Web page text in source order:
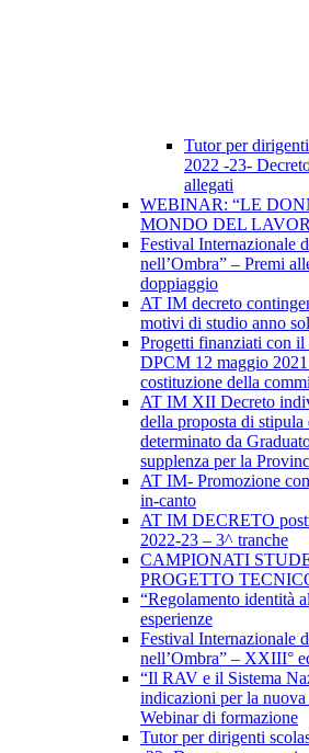
Tutor per
2022 -23-
allegati
WEBINAR: “LE
MONDO DEL
Festival Internazionale
nell’Ombra” – Premi
doppiaggio
AT IM decreto
motivi di studio anno
Progetti finanziati con
DPCM 12 maggio
costituzione della
AT IM XII Decreto
della proposta di
determinato da
supplenza per la
AT IM- Promozione
in-canto
AT IM DECRETO
2022-23 – 3^ tranche
CAMPIONATI
PROGETTO
“Regolamento identità
esperienze
Festival Internazionale
nell’Ombra” – XXIII°
“Il RAV e il Sistema
indicazioni per la
Webinar di formazione
Tutor per dirigenti